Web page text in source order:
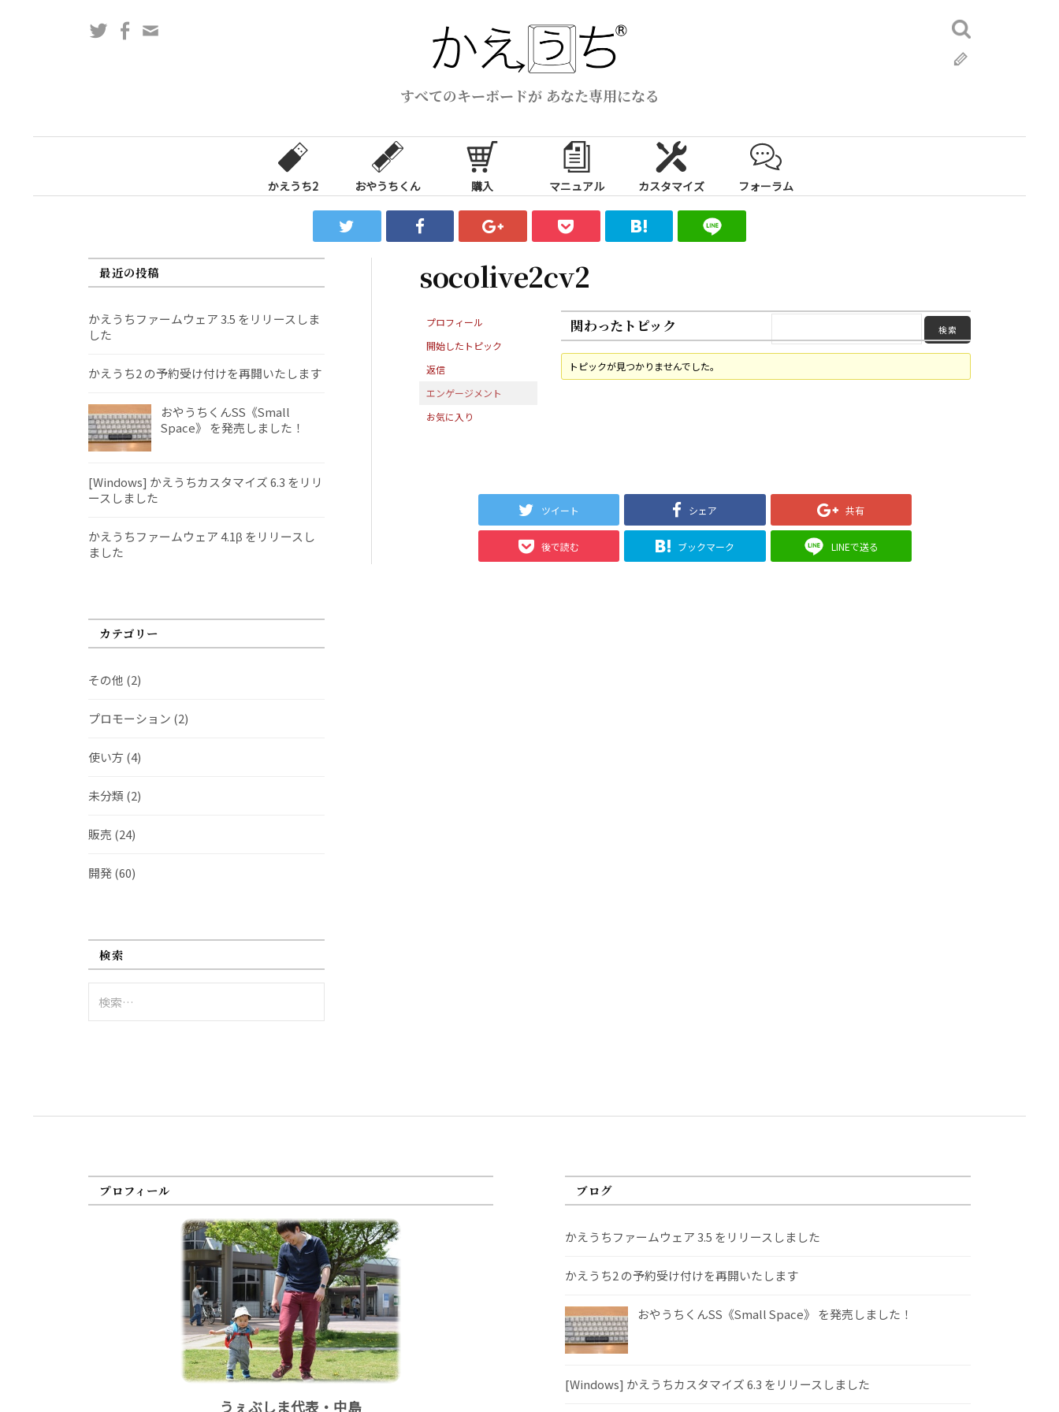
ス
すべてのキーボードが あなた専用になる
TwitterFacebook
検
索:
かえうち2 おやうちくん 購入 マニュアル カスタマイズ フォーラム
socolive2cv2
プロフィール
開始したトピック
返信
エンゲージメント
お気に入り
関わったトピック
トピックが見つかりませんでした。
ツイート シェア 共有
後で読む ブックマーク LINEで送る
最近の投稿
かえうちファームウェア 3.5 をリリースしま
した
かえうち2 の予約受け付けを再開いたします
おやうちくんSS《Small
Space》 を発売しました！
[Windows] かえうちカスタマイズ 6.3 をリリ
ースしました
かえうちファームウェア 4.1β をリリースし
ました
カテゴリー
その他 (2)
プロモーション (2)
使い方 (4)
未分類 (2)
販売 (24)
開発(60)
検索
索:
プロフィール
うぇぶしま代表・中島
ブログ
かえうちファームウェア 3.5 をリリースしました
かえうち2 の予約受け付けを再開いたします
おやうちくんSS《Small Space》 を発売しました！
[Windows] かえうちカスタマイズ 6.3 をリリースしました